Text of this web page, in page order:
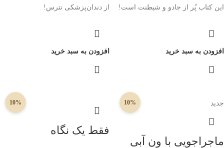
این کتاب پُر از جادو و شیطنت است!
افزودن به سبد خرید
از دندان‌پزشکی نترس!
افزودن به سبد خرید
جدید 10%
ماجراجویی با ون آبی
10%
فقط یک نگاه